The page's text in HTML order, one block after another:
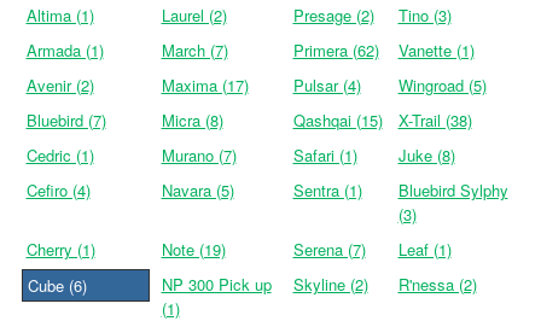
Altima (1) Laurel (2) Presage (2)
Tino (3)
Armada (1)
March (7) Primera (62)
Vanette (1)
Avenir (2)
Maxima (17) Pulsar (4)
Wingroad (5)
Bluebird (7)
Micra (8) Qashqai (15)
X-Trail (38)
Cedric (1)
Murano (7) Safari (1)
Juke (8)
Cefiro (4)
Navara (5) Sentra (1)
Bluebird Sylphy
(3)
Cherry (1)
Note (19) Serena (7)
Leaf (1)
Cube (6)
NP 300 Pick up
(1)
Skyline (2) R'nessa (2)